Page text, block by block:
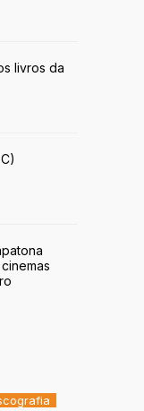
livros da